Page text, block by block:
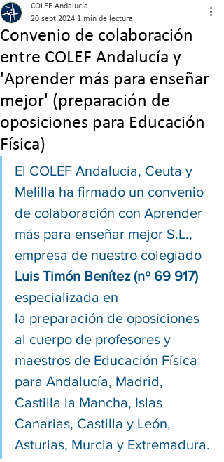
Convenio de colaboración
entre COLEF Andalucía y
'Aprender más para enseñar
mejor' (preparación de
oposiciones para Educación
Física)
COLEF Andalucía
20 sept 2024 1 min de lectura
El COLEF Andalucía, Ceuta y
Melilla ha firmado un convenio
de colaboración con Aprender
más para enseñar mejor S.L.,
empresa de nuestro colegiado
Luis Timón Benítez (nº 69 917)
especializada en
la preparación de oposiciones
al cuerpo de profesores y
maestros de Educación Física
para Andalucía, Madrid,
Castilla la Mancha, Islas
Canarias, Castilla y León,
Asturias, Murcia y Extremadura.